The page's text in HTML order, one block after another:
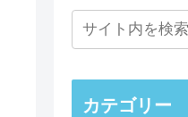
カテゴリー